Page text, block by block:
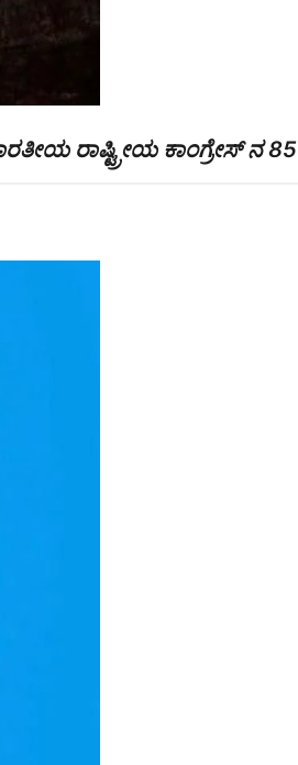
ರಾಷ್ಟ್ರೀಯ ಕಾಂಗ್ರೇಸ್ ನ 85